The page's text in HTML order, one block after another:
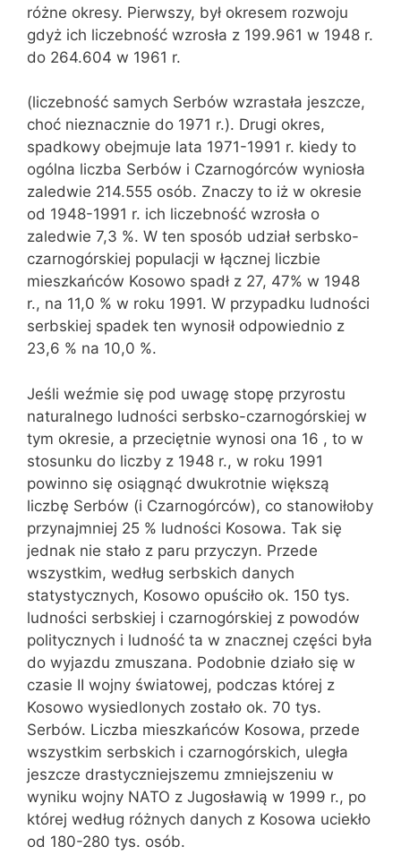
różne okresy. Pierwszy, był okresem rozwoju
gdyż ich liczebność wzrosła z 199.961 w 1948 r.
do 264.604 w 1961 r.
(liczebność samych Serbów wzrastała jeszcze,
choć nieznacznie do 1971 r.). Drugi okres,
spadkowy obejmuje lata 1971-1991 r. kiedy to
ogólna liczba Serbów i Czarnogórców wyniosła
zaledwie 214.555 osób. Znaczy to iż w okresie
od 1948-1991 r. ich liczebność wzrosła o
zaledwie 7,3 %. W ten sposób udział serbsko-
czarnogórskiej populacji w łącznej liczbie
mieszkańców Kosowo spadł z 27, 47% w 1948
r., na 11,0 % w roku 1991. W przypadku ludności
serbskiej spadek ten wynosił odpowiednio z
23,6 % na 10,0 %.
Jeśli weźmie się pod uwagę stopę przyrostu
naturalnego ludności serbsko-czarnogórskiej w
tym okresie, a przeciętnie wynosi ona 16 , to w
stosunku do liczby z 1948 r., w roku 1991
powinno się osiągnąć dwukrotnie większą
liczbę Serbów (i Czarnogórców), co stanowiłoby
przynajmniej 25 % ludności Kosowa. Tak się
jednak nie stało z paru przyczyn. Przede
wszystkim, według serbskich danych
statystycznych, Kosowo opuściło ok. 150 tys.
ludności serbskiej i czarnogórskiej z powodów
politycznych i ludność ta w znacznej części była
do wyjazdu zmuszana. Podobnie działo się w
czasie II wojny światowej, podczas której z
Kosowo wysiedlonych zostało ok. 70 tys.
Serbów. Liczba mieszkańców Kosowa, przede
wszystkim serbskich i czarnogórskich, uległa
jeszcze drastyczniejszemu zmniejszeniu w
wyniku wojny NATO z Jugosławią w 1999 r., po
której według różnych danych z Kosowa uciekło
od 180-280 tys. osób.